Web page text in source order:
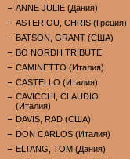
ANNE JULIE (Дания)
ASTERIOU, CHRIS (Греция)
BATSON, GRANT (США)
BO NORDH TRIBUTE
CAMINETTO (Италия)
CASTELLO (Италия)
CAVICCHI, CLAUDIO
(Италия)
DAVIS, RAD (США)
DON CARLOS (Италия)
ELTANG, TOM (Дания)